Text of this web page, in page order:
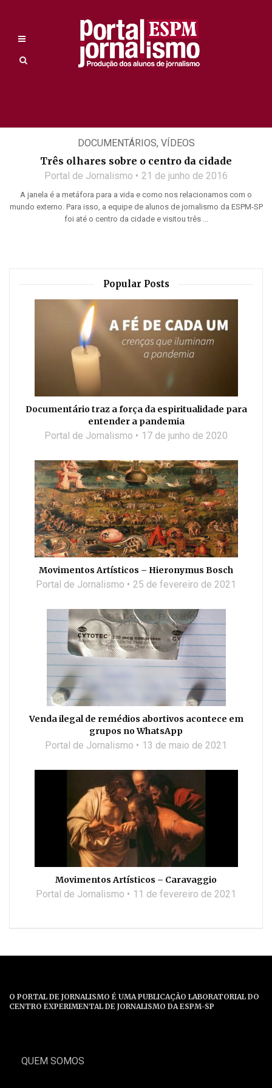
DOCUMENTÁRIOS, VÍDEOS
Três olhares sobre o centro da cidade
Portal de Jornalismo 21 de junho de 2016
A janela é a metáfora para a vida e como nos relacionamos com o
mundo externo. Para isso, a equipe de alunos de jornalismo da ESPM-SP
foi até o centro da cidade e visitou três ...
Popular Posts
Documentário traz a força da espiritualidade para
entender a pandemia
Portal de Jornalismo 17 de junho de 2020
Movimentos Artísticos – Hieronymus Bosch
Portal de Jornalismo 25 de fevereiro de 2021
Venda ilegal de remédios abortivos acontece em
grupos no WhatsApp
Portal de Jornalismo 13 de maio de 2021
Movimentos Artísticos – Caravaggio
Portal de Jornalismo 11 de fevereiro de 2021
O PORTAL DE JORNALISMO É UMA PUBLICAÇÃO LABORATORIAL DO
CENTRO EXPERIMENTAL DE JORNALISMO DA ESPM-SP
QUEM SOMOS